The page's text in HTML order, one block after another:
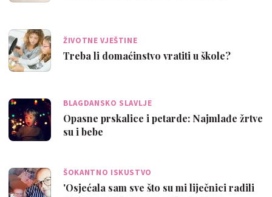
ŽIVOTNE VJEŠTINE
Treba li domaćinstvo vratiti u škole?
BLAGDANSKO SLAVLJE
Opasne prskalice i petarde: Najmlađe žrtve
su i bebe
ŠOKANTNO ISKUSTVO
'Osjećala sam sve što su mi liječnici radili